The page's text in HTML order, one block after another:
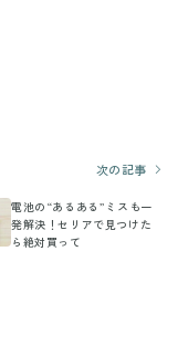
次の記事
電池の“あるある”ミスも一
発解決！セリアで見つけた
ら絶対買って